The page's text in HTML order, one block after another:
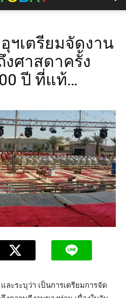
ฯเตรียมจัดงาน
งศาสดาครั้ง
ปี ที่แท้…
ะระบุว่า เป็นการเตรียมการจัด